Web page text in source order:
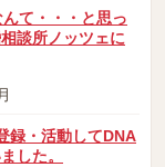
て・・・と思っ
談所ノッツェに
録・活動してDNA
した。